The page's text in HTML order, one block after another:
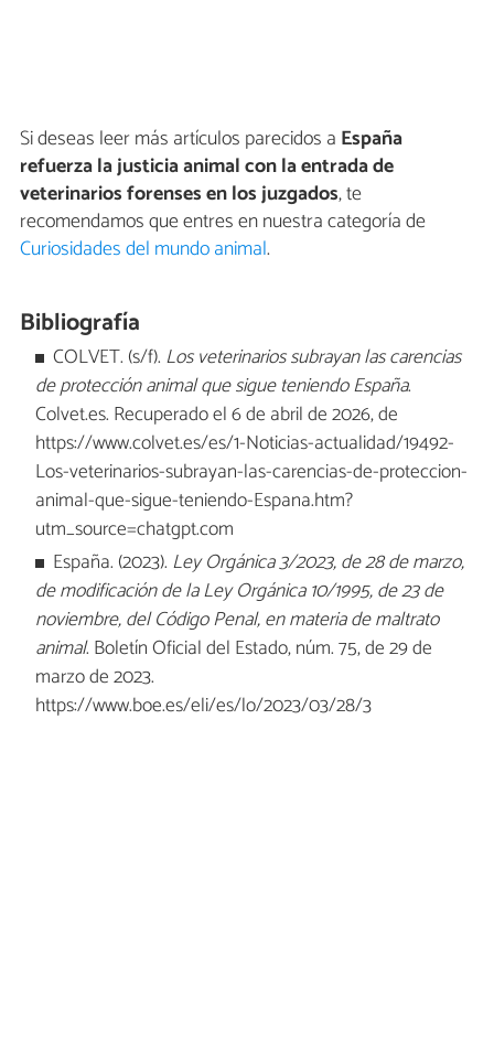
Si deseas leer más artículos parecidos a España
refuerza la justicia animal con la entrada de
veterinarios forenses en los juzgados, te
recomendamos que entres en nuestra categoría de
Curiosidades del mundo animal.
Bibliografía
COLVET. (s/f). Los veterinarios subrayan las carencias
de protección animal que sigue teniendo España.
Colvet.es. Recuperado el 6 de abril de 2026, de
https://www.colvet.es/es/1-Noticias-actualidad/19492-
Los-veterinarios-subrayan-las-carencias-de-proteccion-
animal-que-sigue-teniendo-Espana.htm?
utm_source=chatgpt.com
España. (2023). Ley Orgánica 3/2023, de 28 de marzo,
de modificación de la Ley Orgánica 10/1995, de 23 de
noviembre, del Código Penal, en materia de maltrato
animal. Boletín Oficial del Estado, núm. 75, de 29 de
marzo de 2023.
https://www.boe.es/eli/es/lo/2023/03/28/3